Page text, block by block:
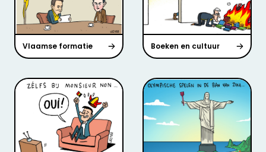
Vlaamse formatie Boeken en cultuur